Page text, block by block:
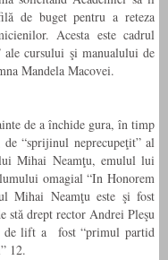
de buget pentru a reteza
Acesta este cadrul
ale cursului şi manualului de
Mandela Macovei.
de a închide gura, în timp
“sprijinul neprecupeţit” al
Mihai Neamţu, emulul lui
omagial “In Honorem
Mihai Neamţu este şi fost
stă drept rector Andrei Pleşu
de lift a fost “primul partid
12.